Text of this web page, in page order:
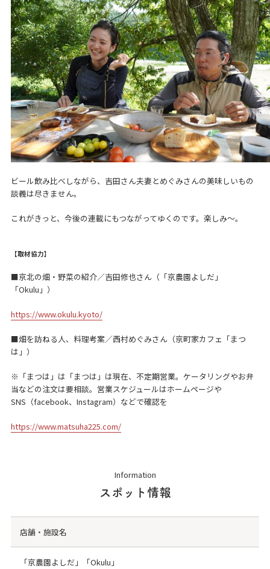
ビール飲み比べしながら、吉田さん夫妻とめぐみさんの美味しいもの
談義は尽きません。
これがきっと、今後の連載にもつながってゆくのです。楽しみ～。
【取材協力】
■京北の畑・野菜の紹介／吉田修也さん（「京農園よしだ」
「Okulu」）
https://www.okulu.kyoto/
■畑を訪ねる人、料理考案／西村めぐみさん（京町家カフェ「まつ
は」）
※「まつは」は「まつは」は現在、不定期営業。ケータリングやお弁
当などの注文は要相談。営業スケジュールはホームページや
SNS（facebook、Instagram）などで確認を
https://www.matsuha225.com/
Information
スポット情報
店舗・施設名
「京農園よしだ」「Okulu」